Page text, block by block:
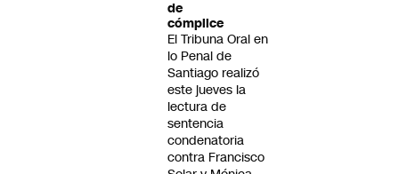
de
cómplice
El Tribuna Oral en
lo Penal de
Santiago realizó
este jueves la
lectura de
sentencia
condenatoria
contra Francisco